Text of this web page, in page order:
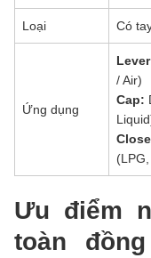
Loại Có
Ứng dụng
/ Air)
Cap:
Ưu điểm
toàn